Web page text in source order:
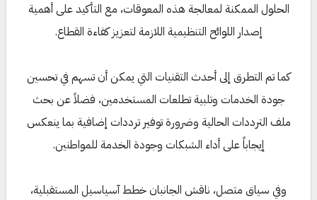
الحلول الممكنة لمعالجة هذه المعوقات، مع التأكيد على أهمية
إصدار اللوائح التنظيمية اللازمة لتعزيز كفاءة القطاع.
كما تم التطرق إلى أحدث التقنيات التي يمكن أن تسهم في تحسين
جودة الخدمات وتلبية تطلعات المستخدمين، فضلاً عن بحث
ملف الترددات الحالية وضرورة توفير ترددات إضافية بما ينعكس
إيجاباً على أداء الشبكات وجودة الخدمة للمواطنين.
وفي سياق متصل، ناقش الجانبان خطط آسياسيل المستقبلية،